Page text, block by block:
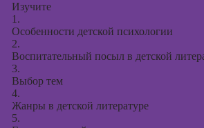
Изучите
1.
Особенности детской психологии
2.
Воспитательный посыл в детской
3.
Выбор тем
4.
Жанры в детской литературе
5.